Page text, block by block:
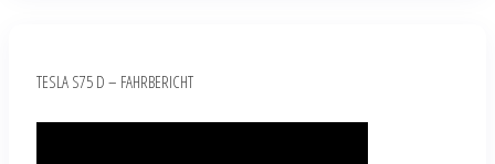
TESLA S75 D – FAHRBERICHT